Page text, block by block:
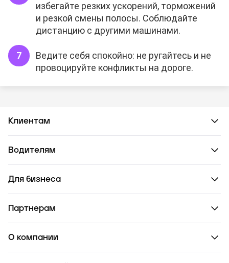
избегайте резких ускорений, торможений
и резкой смены полосы. Соблюдайте
дистанцию с другими машинами.
Ведите себя спокойно: не ругайтесь и не
провоцируйте конфликты на дороге.
Клиентам
Водителям
Для бизнеса
Партнерам
О компании